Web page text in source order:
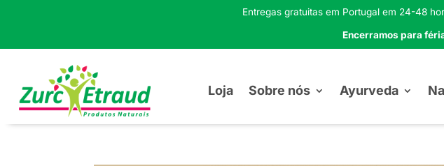
Entregas gratuitas em Portugal em 24-48
Encerramos para
Loja Sobre nós Ayurveda